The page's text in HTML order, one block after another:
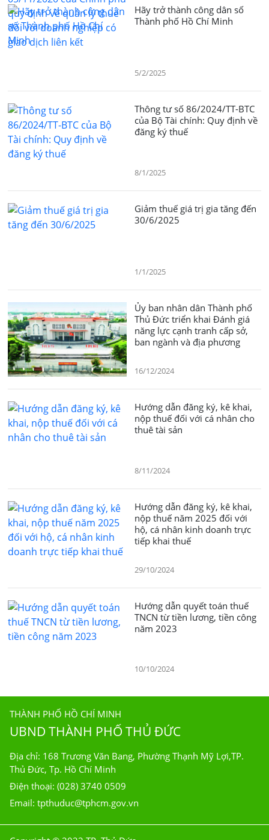
Hãy trở thành công dân số
Thành phố Hồ Chí Minh
5/2/2025
Thông tư số 86/2024/TT-BTC
của Bộ Tài chính: Quy định về
đăng ký thuế
8/1/2025
Giảm thuế giá trị gia tăng đến
30/6/2025
1/1/2025
Ủy ban nhân dân Thành phố
Thủ Đức triển khai Đánh giá
năng lực cạnh tranh cấp sở,
ban ngành và địa phương
16/12/2024
Hướng dẫn đăng ký, kê khai,
nộp thuế đối với cá nhân cho
thuê tài sản
8/11/2024
Hướng dẫn đăng ký, kê khai,
nộp thuế năm 2025 đối với
hộ, cá nhân kinh doanh trực
tiếp khai thuế
29/10/2024
Hướng dẫn quyết toán thuế
TNCN từ tiền lương, tiền công
năm 2023
10/10/2024
THÀNH PHỐ HỒ CHÍ MINH
UBND THÀNH PHỐ THỦ ĐỨC
Địa chỉ: 168 Trương Văn Bang, Phường Thạnh Mỹ Lợi,TP.
Thủ Đức, Tp. Hồ Chí Minh
Điện thoại: (028) 3740 0509
Email: tpthuduc@tphcm.gov.vn